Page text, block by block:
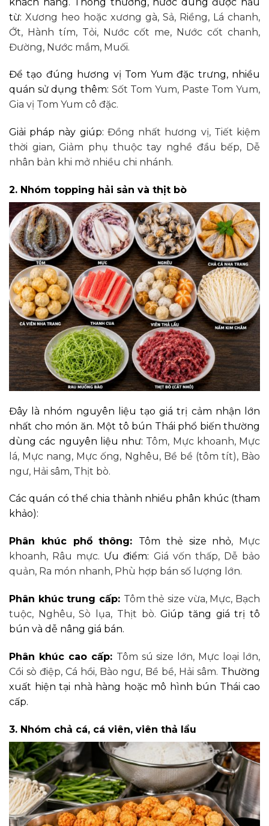
từ: Xương heo hoặc xương gà, Sả, Riềng, Lá chanh,
Ớt, Hành tím, Tỏi, Nước cốt me, Nước cốt chanh,
Đường, Nước mắm, Muối.
Để tạo đúng hương vị Tom Yum đặc trưng, nhiều
quán sử dụng thêm: Sốt Tom Yum, Paste Tom Yum,
Gia vị Tom Yum cô đặc.
Giải pháp này giúp: Đồng nhất hương vị, Tiết kiệm
thời gian,Giảm phụ thuộc tay nghề đầu bếp, Dễ
nhân bản khi mở nhiều chi nhánh.
2. Nhóm topping hải sản và thịt bò
Đây là nhóm nguyên liệu tạo giá trị cảm nhận lớn
nhất cho món ăn. Một tô bún Thái phổ biến thường
dùng các nguyên liệu như: Tôm, Mực khoanh, Mực
lá, Mực nang, Mực ống, Nghêu, Bề bề (tôm tít), Bào
ngư, Hải sâm, Thịt bò.
Các quán có thể chia thành nhiều phân khúc (tham
khảo):
Phân khúc phổ thông: Tôm thẻ size nhỏ, Mực
khoanh, Râu mực. Ưu điểm: Giá vốn thấp, Dễ bảo
quản, Ra món nhanh, Phù hợp bán số lượng lớn.
Phân khúc trung cấp: Tôm thẻ size vừa, Mực, Bạch
tuộc, Nghêu, Sò lụa, Thịt bò.Giúp tăng giá trị tô
bún và dễ nâng giá bán.
Phân khúc cao cấp: Tôm sú size lớn, Mực loại lớn,
Cồi sò điệp, Cá hồi, Bào ngư, Bề bề, Hải sâm. Thường
xuất hiện tại nhà hàng hoặc mô hình bún Thái cao
cấp.
3. Nhóm chả cá, cá viên, viên thả lẩu